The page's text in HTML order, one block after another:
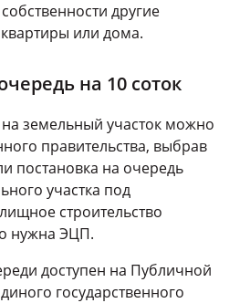
другие
или дома.
на 10 соток
земельный участок можно
правительства, выбрав
постановка на очередь
участка под
строительство
нужна ЭЦП.
доступен на Публичной
государственного